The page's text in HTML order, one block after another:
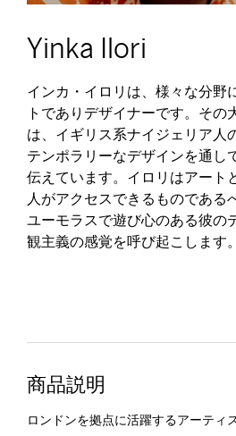
Yinka Ilori
インカ・イロリは、様々な分野
トでありデザイナーです。その
は、イギリス系ナイジェリア人
テンポラリーなデザインを通し
伝えています。イロリはアート
人がアクセスできるものである
ユーモラスで遊び心のある彼の
観主義の感覚を呼び起こします。
商品説明
ロンドンを拠点に活躍するアーティ